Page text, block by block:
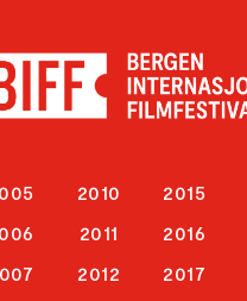
2010
2011
2012
2015
2016
2017